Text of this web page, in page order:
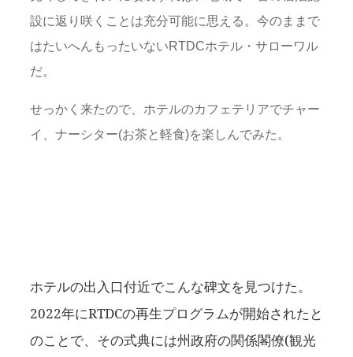
設に返り咲くことは充分可能に思える。今のままで
はたいへんもったいないRTDCホテル・サローワル
だ。
せっかく来たので、ホテルのカフェテリアでチャー
イ、ナーシター(お茶と軽食)を楽しんでみた。
ホテルの出入口付近でこんな碑文を見つけた。
2022年にRTDCの再生プログラムが開始されたと
のことで、その式典には州政府の関係閣僚(観光